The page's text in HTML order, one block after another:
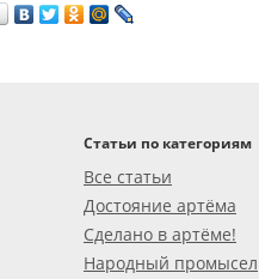
Статьи по категориям
Все статьи
Достояние артёма
Сделано в артёме!
Народный промысел